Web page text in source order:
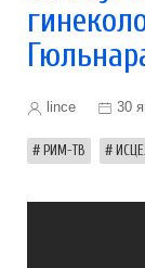
lince 30
РИМ-ТВ